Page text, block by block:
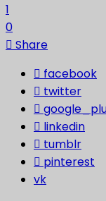
1
0
Share
facebook
twitter
linkedin
tumblr
pinterest
vk